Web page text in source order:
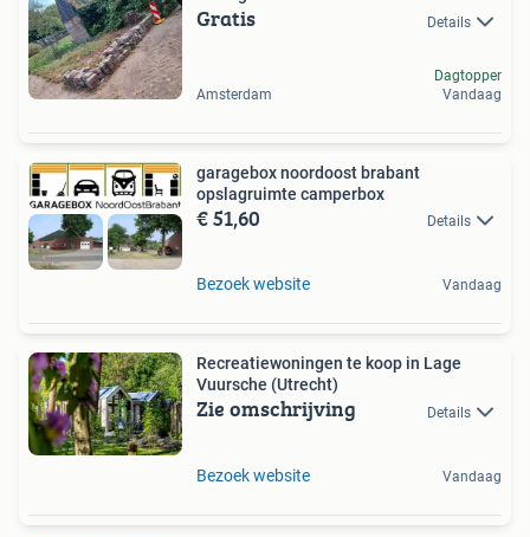
Gratis Details
Amsterdam
Dagtopper
Vandaag
garagebox noordoost brabant
opslagruimte camperbox
€ 51,60 Details
Bezoek website Vandaag
Recreatiewoningen te koop in Lage
Vuursche (Utrecht)
Zie omschrijving Details
Bezoek website Vandaag